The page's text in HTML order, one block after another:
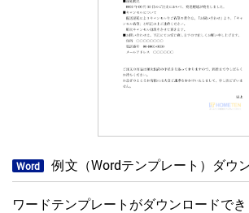
Word 例文（Wordテンプレート）ダウ
ワードテンプレートがダウンロードでき